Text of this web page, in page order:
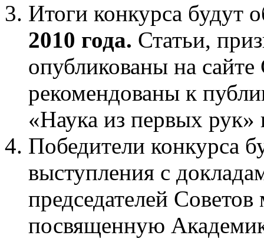
Итоги конкурса будут
2010 года. Статьи,
опубликованы на
рекомендованы к
«Наука из первых
Победители конкурса
выступления с
председателей
посвященную